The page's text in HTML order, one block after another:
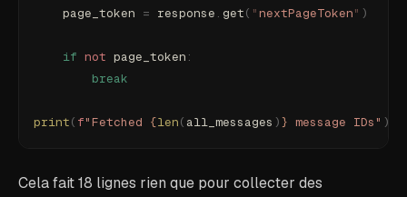
    page_token
= response . get( "nextPageToken" )
    if
not page_token :
        break
print( f"Fetched {len( all_messages )} message IDs" )
Cela fait 18 lignes rien que pour collecter des